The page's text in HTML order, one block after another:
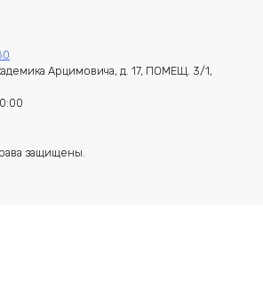
Арцимовича, д. 17, ПОМЕЩ. 3/1,
защищены.